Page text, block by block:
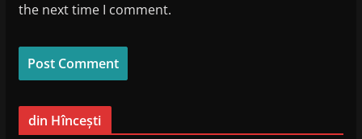
the next time I comment.
din Hîncești